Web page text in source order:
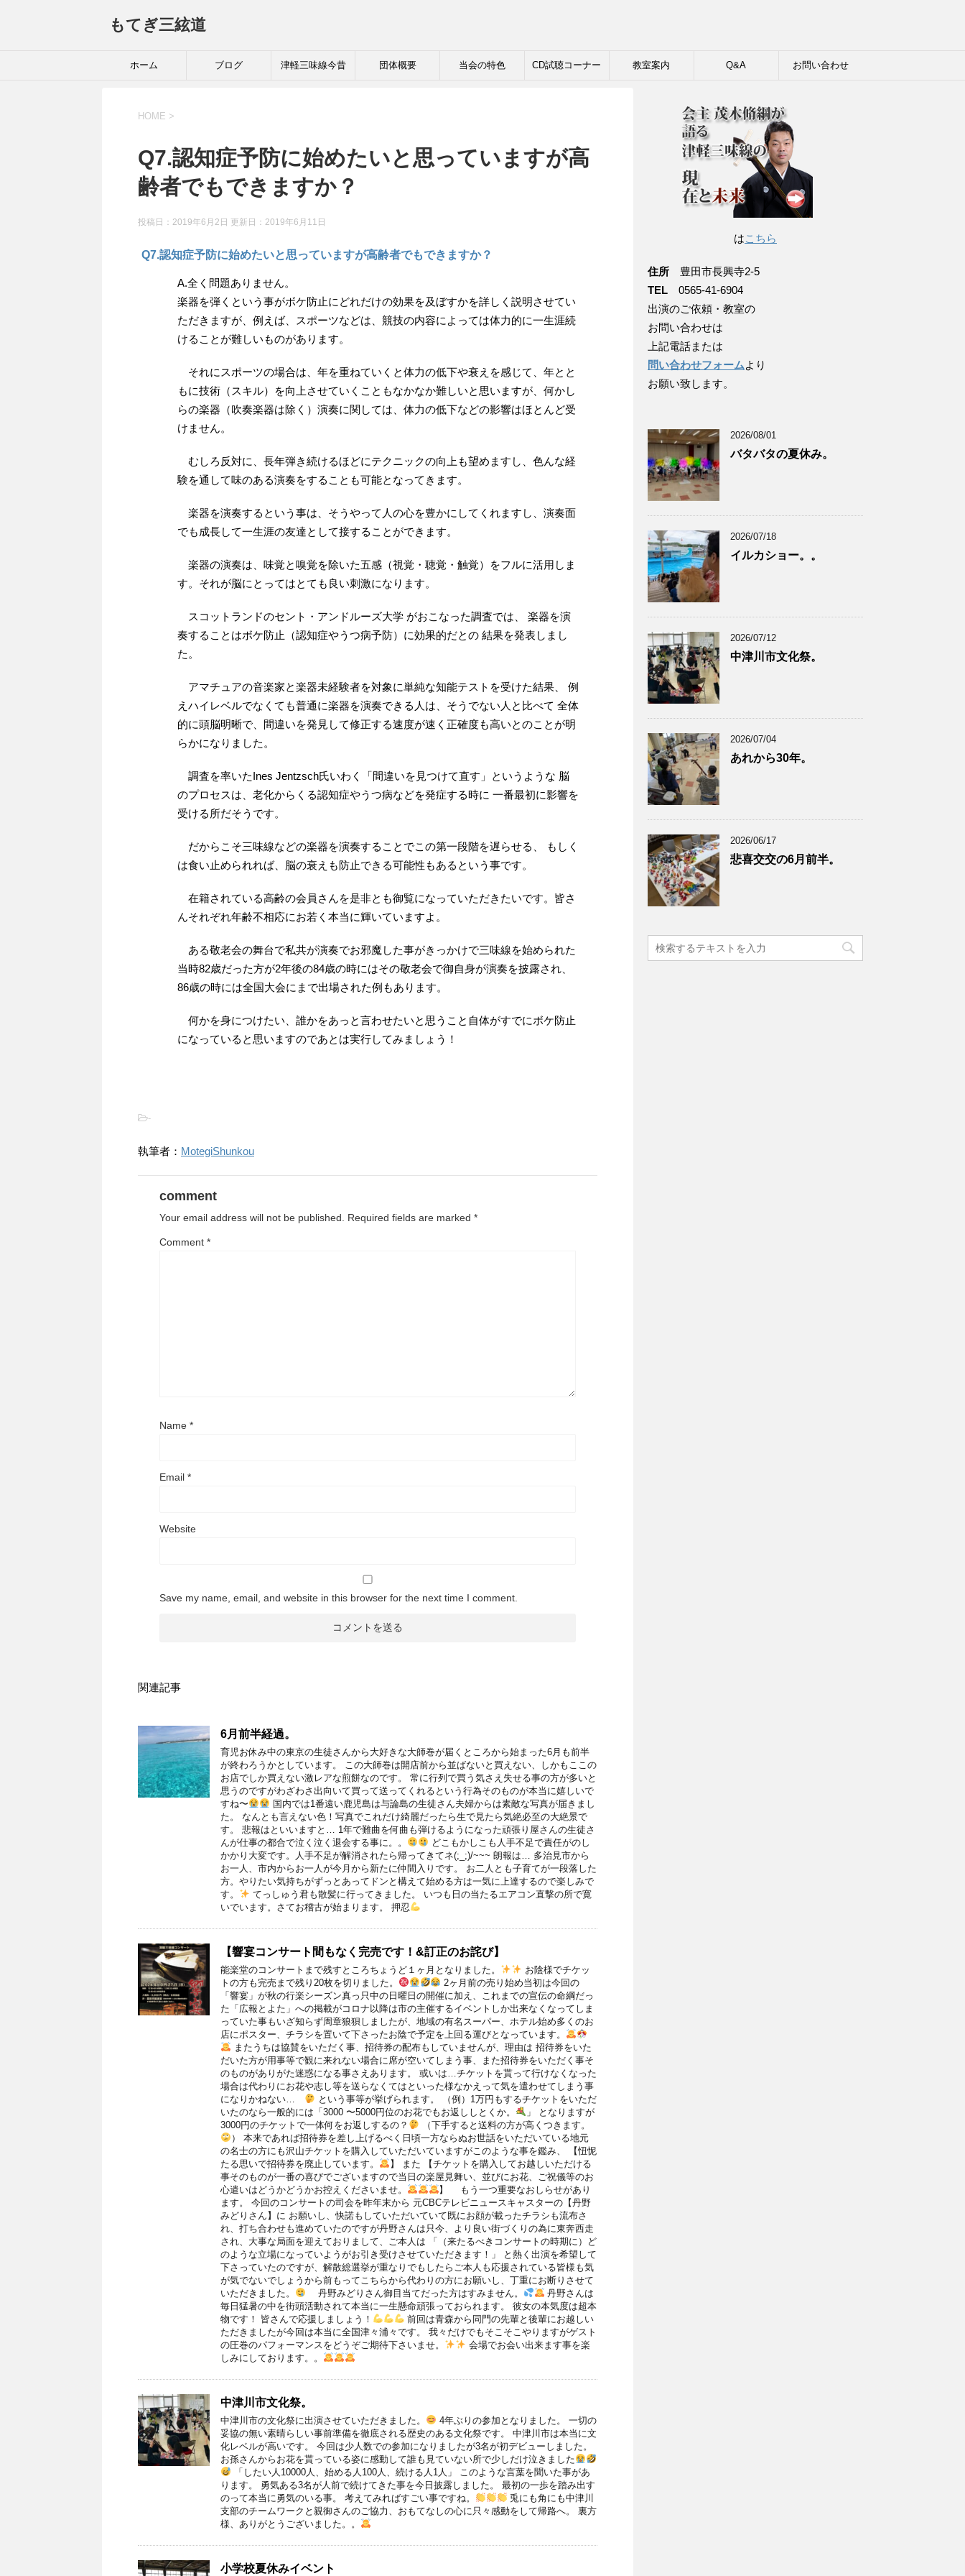
もてぎ三絃道
ホーム ブログ 津軽三味線今昔 団体概要 当会の特色 CD試聴コーナー 教室案内 Q&A お問い合わせ
HOME >
Q7.認知症予防に始めたいと思っていますが高
齢者でもできますか？
投稿日：2019年6月2日 更新日： 2019年6月11日
Q7.認知症予防に始めたいと思っていますが高齢者でもできますか？
A.全く問題ありません。
楽器を弾くという事がボケ防止にどれだけの効果を及ぼすかを詳しく説明させてい
ただきますが、例えば、スポーツなどは、競技の内容によっては体力的に一生涯続
けることが難しいものがあります。
それにスポーツの場合は、年を重ねていくと体力の低下や衰えを感じて、年とと
もに技術（スキル）を向上させていくこともなかなか難しいと思いますが、何かし
らの楽器（吹奏楽器は除く）演奏に関しては、体力の低下などの影響はほとんど受
けません。
むしろ反対に、長年弾き続けるほどにテクニックの向上も望めますし、色んな経
験を通して味のある演奏をすることも可能となってきます。
楽器を演奏するという事は、そうやって人の心を豊かにしてくれますし、演奏面
でも成長して一生涯の友達として接することができます。
楽器の演奏は、味覚と嗅覚を除いた五感（視覚・聴覚・触覚）をフルに活用しま
す。それが脳にとってはとても良い刺激になります。
スコットランドのセント・アンドルーズ大学 がおこなった調査では、 楽器を演
奏することはボケ防止（認知症やうつ病予防）に効果的だとの 結果を発表しまし
た。
アマチュアの音楽家と楽器未経験者を対象に単純な知能テストを受けた結果、 例
えハイレベルでなくても普通に楽器を演奏できる人は、そうでない人と比べて 全体
的に頭脳明晰で、間違いを発見して修正する速度が速く正確度も高いとのことが明
らかになりました。
調査を率いたInes Jentzsch氏いわく「間違いを見つけて直す」というような 脳
のプロセスは、老化からくる認知症やうつ病などを発症する時に 一番最初に影響を
受ける所だそうです。
だからこそ三味線などの楽器を演奏することでこの第一段階を遅らせる、 もしく
は食い止められれば、脳の衰えも防止できる可能性もあるという事です。
在籍されている高齢の会員さんを是非とも御覧になっていただきたいです。皆さ
んそれぞれ年齢不相応にお若く本当に輝いていますよ。
ある敬老会の舞台で私共が演奏でお邪魔した事がきっかけで三味線を始められた
当時82歳だった方が2年後の84歳の時にはその敬老会で御自身が演奏を披露され、
86歳の時には全国大会にまで出場された例もあります。
何かを身につけたい、誰かをあっと言わせたいと思うこと自体がすでにボケ防止
になっていると思いますのであとは実行してみましょう！
-
執筆者： MotegiShunkou
comment
Your email address will not be published. Required fields are marked *
Comment *
Name *
Email *
Website
Save my name, email, and website in this browser for the next time I comment.
関連記事
6月前半経過。
育児お休み中の東京の生徒さんから大好きな大師巻が届くところから始まった6月も前半
が終わろうかとしています。 この大師巻は開店前から並ばないと買えない、しかもここの
お店でしか買えない激レアな煎餅なのです。 常に行列で買う気さえ失せる事の方が多いと
思うのですがわざわさ出向いて買って送ってくれるという行為そのものが本当に嬉しいで
すね〜
国内では1番遠い鹿児島は与論島の生徒さん夫婦からは素敵な写真が届きまし
た。 なんとも言えない色！写真でこれだけ綺麗だったら生で見たら気絶必至の大絶景で
す。 悲報はといいますと… 1年で難曲を何曲も弾けるようになった頑張り屋さんの生徒さ
んが仕事の都合で泣く泣く退会する事に。。
どこもかしこも人手不足で責任がのし
かかり大変です。人手不足が解消されたら帰ってきてネ(;_;)/~~~ 朗報は… 多治見市から
お一人、市内からお一人が今月から新たに仲間入りです。 お二人とも子育てが一段落した
方。やりたい気持ちがずっとあってドンと構えて始める方は一気に上達するので楽しみで
す。
てっしゅう君も散髪に行ってきました。 いつも日の当たるエアコン直撃の所で寛
いでいます。さてお稽古が始まります。 押忍
【響宴コンサート間もなく完売です！&訂正のお詫び】
能楽堂のコンサートまで残すところちょうど１ヶ月となりました。
お陰様でチケッ
トの方も完売まで残り20枚を切りました。
2ヶ月前の売り始め当初は今回の
「響宴」が秋の行楽シーズン真っ只中の日曜日の開催に加え、これまでの宣伝の命綱だっ
た「広報とよた」への掲載がコロナ以降は市の主催するイベントしか出来なくなってしま
っていた事もいざ知らず周章狼狽しましたが、地域の有名スーパー、ホテル始め多くのお
店にポスター、チラシを置いて下さったお陰で予定を上回る運びとなっています。
またうちは協賛をいただく事、招待券の配布もしていませんが、理由は 招待券をいた
だいた方が用事等で観に来れない場合に席が空いてしまう事、また招待券をいただく事そ
のものがありがた迷惑になる事さえあります。 或いは…チケットを貰って行けなくなった
場合は代わりにお花や志し等を送らなくてはといった様なかえって気を遣わせてしまう事
になりかねない…
という事等が挙げられます。 （例）1万円もするチケットをいただ
いたのなら一般的には「3000 〜5000円位のお花でもお返ししとくか。
」 となりますが
3000円のチケットで一体何をお返しするの？
（下手すると送料の方が高くつきます。
） 本来であれば招待券を差し上げるべく日頃一方ならぬお世話をいただいている地元
の名士の方にも沢山チケットを購入していただいていますがこのような事を鑑み、 【忸怩
たる思いで招待券を廃止しています。
】 また 【チケットを購入してお越しいただける
事そのものが一番の喜びでございますので当日の楽屋見舞い、並びにお花、ご祝儀等のお
心遣いはどうかどうかお控えくださいませ。
】 もう一つ重要なおしらせがあり
ます。 今回のコンサートの司会を昨年末から 元CBCテレビニュースキャスターの【丹野
みどりさん】に お願いし、快諾もしていただいていて既にお顔が載ったチラシも流布さ
れ、打ち合わせも進めていたのですが丹野さんは只今、より良い街づくりの為に東奔西走
され、大事な局面を迎えておりまして、ご本人は 「（来たるべきコンサートの時期に）ど
のような立場になっていようがお引き受けさせていただきます！」 と熱く出演を希望して
下さっていたのですが、解散総選挙が重なりでもしたらご本人も応援されている皆様も気
が気でないでしょうから前もってこちらから代わりの方にお願いし、丁重にお断りさせて
いただきました。
丹野みどりさん御目当てだった方はすみません。
丹野さんは
毎日猛暑の中を街頭活動されて本当に一生懸命頑張っておられます。 彼女の本気度は超本
物です！ 皆さんで応援しましょう！
前回は青森から同門の先輩と後輩にお越しい
ただきましたが今回は本当に全国津々浦々です。 我々だけでもそこそこやりますがゲスト
の圧巻のパフォーマンスをどうぞご期待下さいませ。
会場でお会い出来ます事を楽
しみにしております。。
中津川市文化祭。
中津川市の文化祭に出演させていただきました。
4年ぶりの参加となりました。 一切の
妥協の無い素晴らしい事前準備を徹底される歴史のある文化祭です。 中津川市は本当に文
化レベルが高いです。 今回は少人数での参加になりましたが3名が初デビューしました。
お孫さんからお花を貰っている姿に感動して誰も見ていない所で少しだけ泣きました
「したい人10000人、始める人100人、続ける人1人」 このような言葉を聞いた事があ
ります。 勇気ある3名が人前で続けてきた事を今日披露しました。 最初の一歩を踏み出す
のって本当に勇気のいる事。 考えてみればすごい事ですね。
兎にも角にも中津川
支部のチームワークと親御さんのご協力、おもてなしの心に只々感動をして帰路へ。 裏方
様、ありがとうございました。。
小学校夏休みイベント
はこちら
住所 豊田市長興寺2-5
TEL 0565-41-6904
出演のご依頼・教室の
お問い合わせは
上記電話または
問い合わせフォームより
お願い致します。
2026/08/01
バタバタの夏休み。
2026/07/18
イルカショー。。
2026/07/12
中津川市文化祭。
2026/07/04
あれから30年。
2026/06/17
悲喜交交の6月前半。